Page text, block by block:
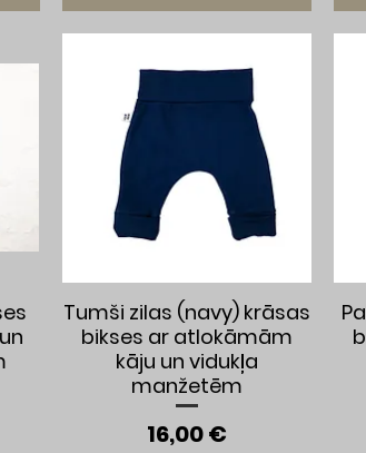
cena
Ātrais skats
Tumši zilas (navy) krāsas
bikses ar atlokāmām
kāju un vidukļa
manžetēm
Cena
16,00 €